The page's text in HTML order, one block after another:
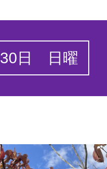
30日 日曜